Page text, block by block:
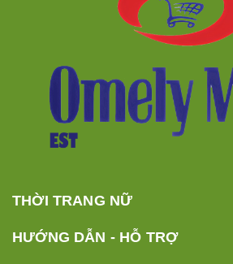
THỜI TRANG NỮ
HƯỚNG DẪN - HỖ TRỢ